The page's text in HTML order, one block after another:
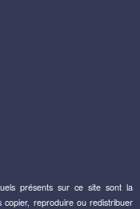
présents sur ce site sont la
reproduire ou redistribuer